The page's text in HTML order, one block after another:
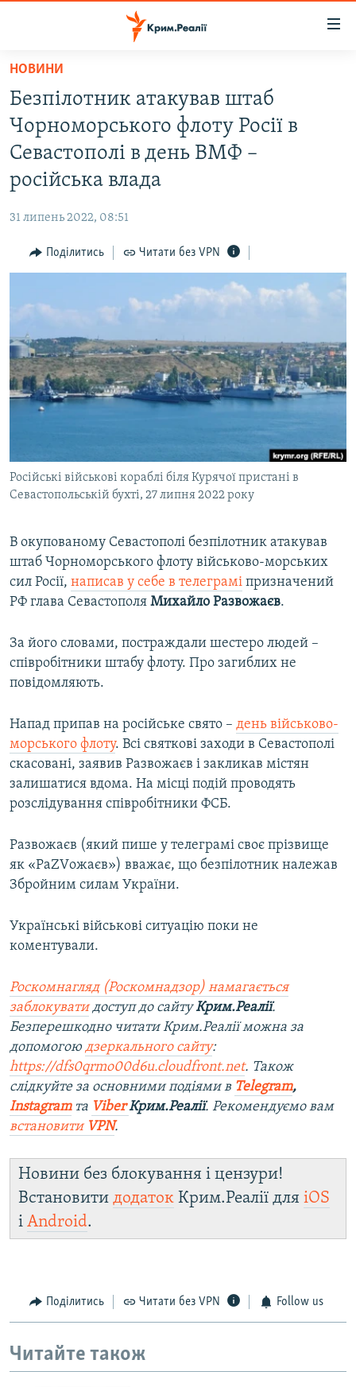
Перейти
основного
матеріалу
Перейти
до
основної
Перейти
пошуку
ВІДЕО ТА ФОТО
ПОЛІТИКА
ІНТЕРВ'Ю
СПЕЦПРОЕКТИ
ДЕПОРТАЦІЯ
ВІДЕОУРОКИ «ELIFBE»
СВІДЧЕННЯ ОКУПАЦІЇ
ЯК ОБІЙТИ БЛОКУВАННЯ
Русский
Qırımtatar
НОВИНИ
Безпілотник атакував штаб
Чорноморського флоту Росії в
Севастополі в день ВМФ –
російська влада
31 липень 2022, 08:51
Поділитись Читати без VPN
Російські військові кораблі біля Курячої пристані в
Севастопольській бухті, 27 липня 2022 року
В окупованому Севастополі безпілотник атакував
штаб Чорноморського флоту військово-морських
сил Росії, написав у себе в телеграмі призначений
РФ глава Севастополя Михайло Развожаєв.
За його словами, постраждали шестеро людей –
співробітники штабу флоту. Про загиблих не
повідомляють.
Напад припав на російське свято – день військово-
морського флоту. Всі святкові заходи в Севастополі
скасовані, заявив Развожаєв і закликав містян
залишатися вдома. На місці подій проводять
розслідування співробітники ФСБ.
Развожаєв (який пише у телеграмі своє прізвище
як «РаZVожаєв») вважає, що безпілотник належав
Збройним силам України.
Українські військові ситуацію поки не
коментували.
Роскомнагляд (Роскомнадзор) намагається
заблокуватидоступ до сайтуКрим.Реалії.
Безперешкодно читати Крим.Реалії можна за
допомогою дзеркального сайту:
https://dfs0qrmo00d6u.cloudfront.net. Також
слідкуйте за основними подіями в Telegram,
Instagramта ViberКрим.Реалії. Рекомендуємо вам
встановити VPN.
Новини без блокування і цензури!
Встановити додаток Крим.Реалії для iOS
і Android.
Поділитись Читати без VPN Follow us
Читайте також